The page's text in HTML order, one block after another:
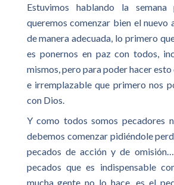
Estuvimos hablando la semana
queremos comenzar bien el nuevo
de manera adecuada, lo primero
es ponernos en paz con todos,
mismos, pero para poder hacer
e irremplazable que primero nos
con Dios.
Y como todos somos pecadores
debemos comenzar pidiéndole
pecados de acción y de
pecados que es indispensable
mucha gente no lo hace, es el